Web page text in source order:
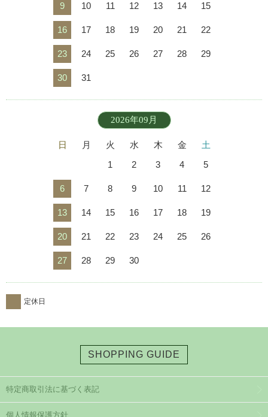
9 10 11 12 13 14 15
16 17 18 19 20 21 22
23 24 25 26 27 28 29
30 31
2026年09月
日 月 火 水 木 金
土
1
2 3 4 5
6 7 8 9 10 11 12
13 14 15 16 17 18 19
20 21 22 23 24 25 26
27 28 29 30
定休日
SHOPPING GUIDE
特定商取引法に基づく表記
個人情報保護方針